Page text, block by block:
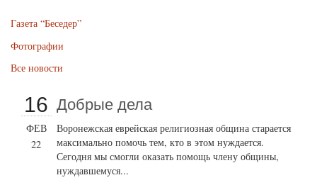
Газета “Беседер”
Фотографии
Все новости
16
ФЕВ
22
Добрые дела
Воронежская еврейская религиозная община старается
максимально помочь тем, кто в этом нуждается.
Сегодня мы смогли оказать помощь члену общины,
нуждавшемуся...